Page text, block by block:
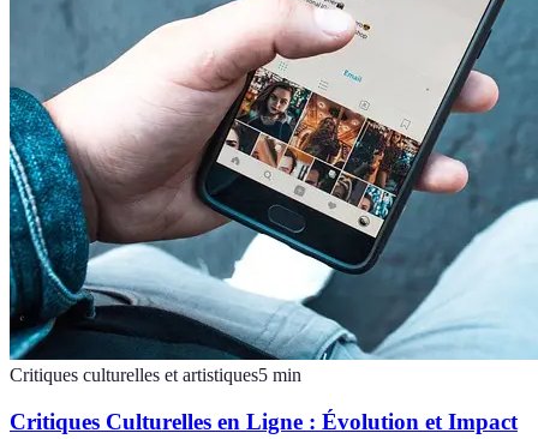
Critiques culturelles et artistiques5 min
Critiques Culturelles en Ligne : Évolution et Impact